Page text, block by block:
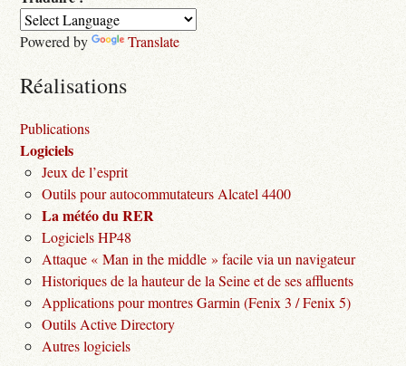
Powered by Translate
Réalisations
Publications
Logiciels
Jeux de l’esprit
Outils pour autocommutateurs Alcatel 4400
La météo du RER
Logiciels HP48
Attaque « Man in the middle » facile via un navigateur
Historiques de la hauteur de la Seine et de ses affluents
Applications pour montres Garmin (Fenix 3 / Fenix 5)
Outils Active Directory
Autres logiciels